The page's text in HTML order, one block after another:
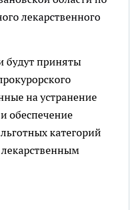
лекарственного
будут приняты
на устранение
обеспечение
категорий